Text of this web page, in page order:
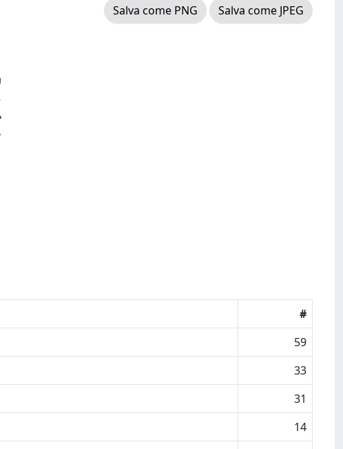
Salva come PNG
Salva come JPEG
#
59
33
31
14